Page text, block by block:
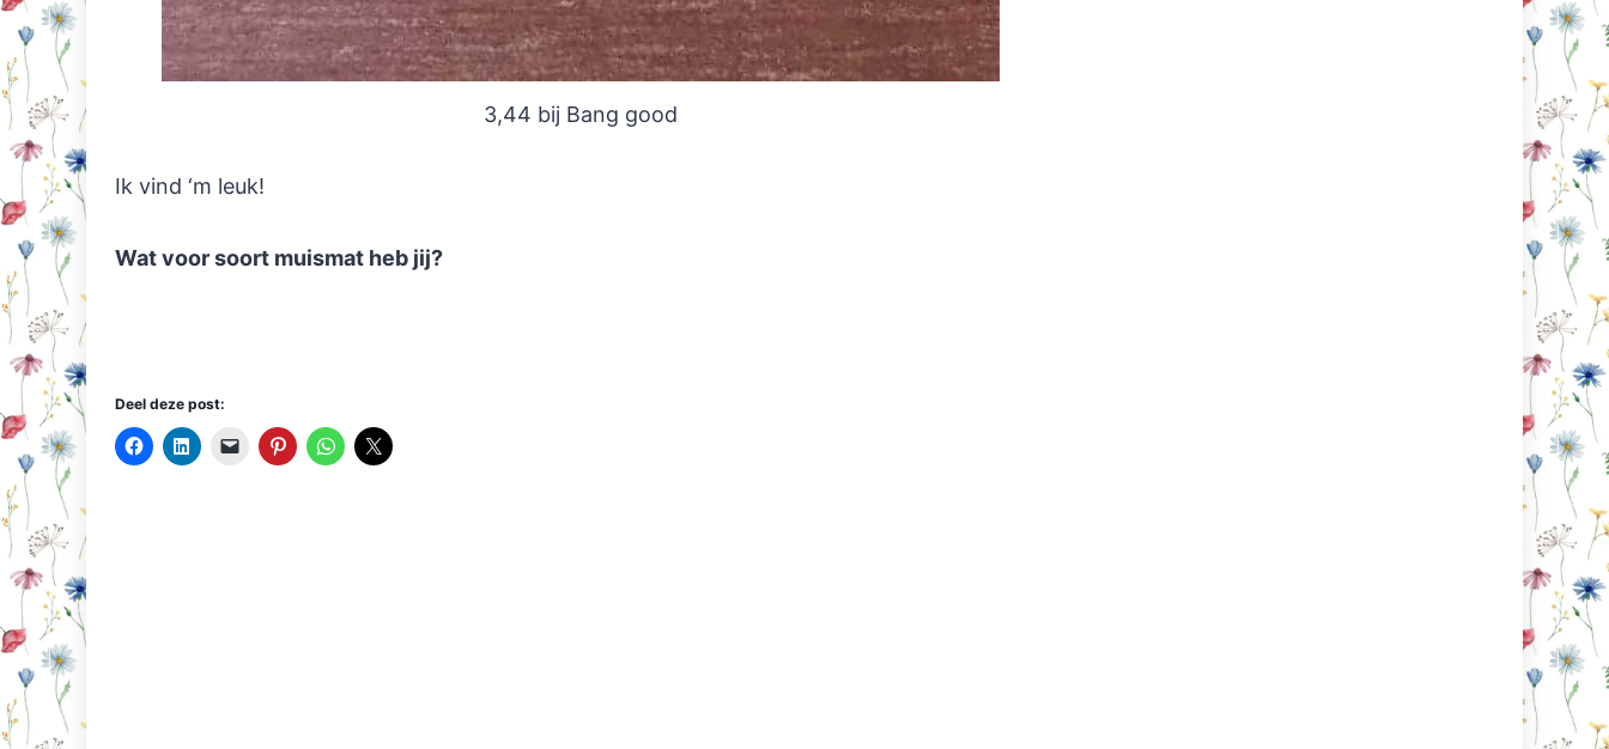
3,44 bij Bang good
Ik vind ‘m leuk!
Wat voor soort muismat heb jij?
Deel deze post: